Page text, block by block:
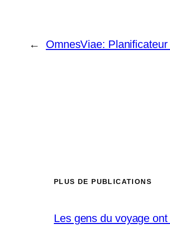
← OmnesViae: Planificateur
PLUS DE PUBLICATIONS
Les gens du voyage